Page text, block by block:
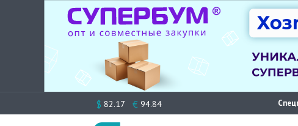
к
$ 82.17 € 94.84